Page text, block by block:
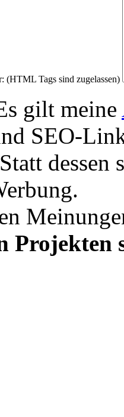
(HTML Tags sind zugelassen)
gilt meine
SEO-
dessen
Projekten